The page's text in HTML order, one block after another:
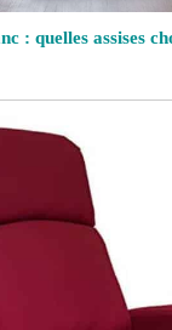
: quelles assises